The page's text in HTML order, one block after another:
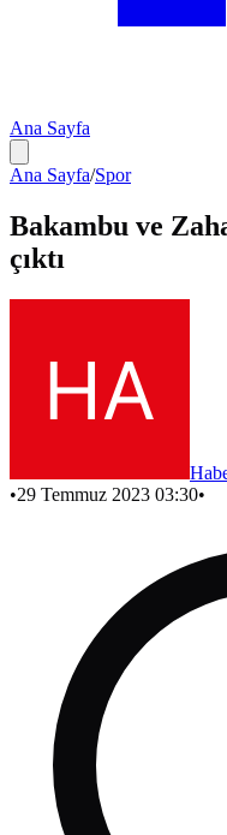
Ana Sayfa
Ana Sayfa/Spor
Bakambu ve
çıktı
•29 Temmuz 2023 03:30•